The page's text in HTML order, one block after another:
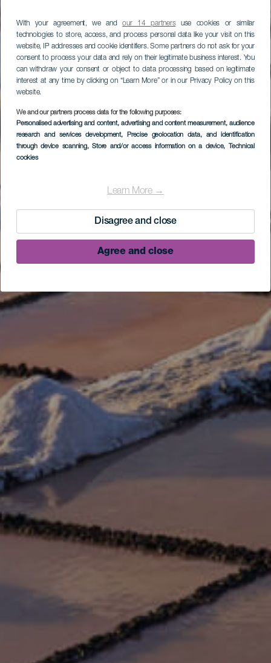
With your agreement, we andour 14 partnersuse cookies or similar
technologies to store, access, and process personal data like your visit on this
website, IP addresses and cookie identifiers. Some partners do not ask for your
consent to process your data and rely on their legitimate business interest. You
can withdraw your consent or object to data processing based on legitimate
interest at any time by clicking on “Learn More” or in our Privacy Policy on this
website.
We and our partners process data for the following purposes:
Personalised advertising and content, advertising and content measurement, audience
research and services development, Precise geolocation data, and identification
through device scanning, Store and/or access information on a device, Technical
cookies
Learn More →
Disagree and close
Agree and close